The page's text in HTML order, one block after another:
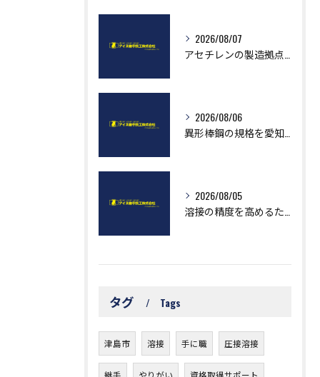
2026/08/07
2026/08/06
2026/08/05
タグ Tags
津島市 溶接 手に職 圧接溶接
継手 やりがい 資格取得サポート